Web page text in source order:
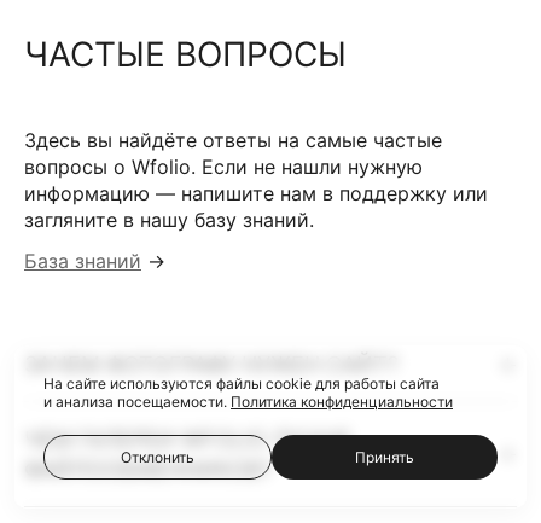
ЧАСТЫЕ ВОПРОСЫ
Здесь вы найдёте ответы на самые частые
вопросы о Wfolio. Если не нашли нужную
информацию — напишите нам в поддержку или
загляните в нашу базу знаний.
База знаний →
ЧЕМ ГАЛЕРЕИ WFOLIO ЛУЧШЕ
ФАЙЛООБМЕННИКОВ?
На сайте используются файлы cookie для работы сайта
и анализа посещаемости. Политика конфиденциальности
Отклонить Принять